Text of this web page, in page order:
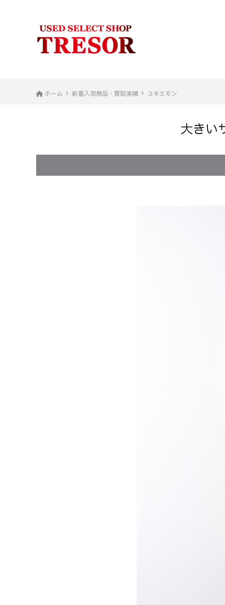
ホーム 新着入荷商品・買取実績 ユキエモン
大きい